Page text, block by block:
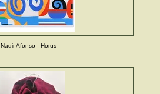
Nadir Afonso - Horus